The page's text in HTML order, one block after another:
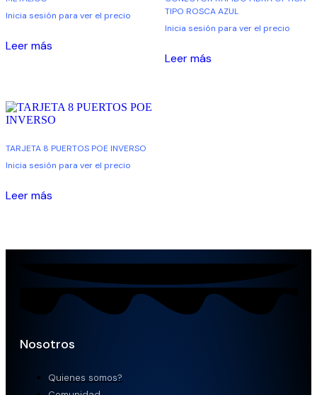
Inicia sesión para ver el precio
Leer más
TIPO ROSCA AZUL
Inicia sesión para ver el precio
Leer más
TARJETA 8 PUERTOS POE INVERSO
Inicia sesión para ver el precio
Leer más
Nosotros
Quienes somos?